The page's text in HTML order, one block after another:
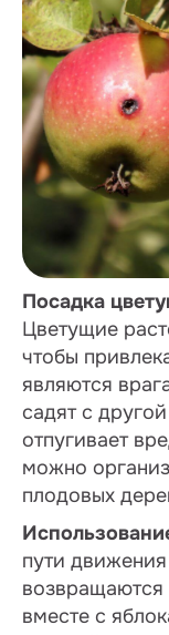
Посадка
Цветущие
чтобы
являются
садят с
отпугивает
можно
плодовых
пути
возвращаются
вместе с